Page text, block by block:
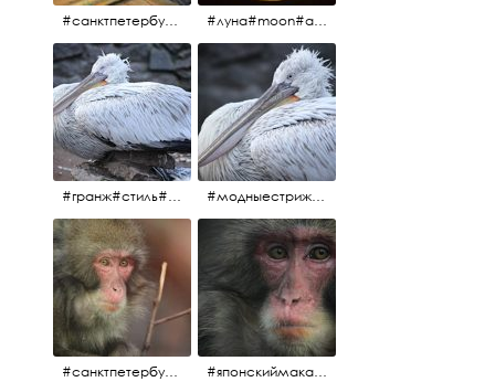
#санктпетербург #исаакиевскийсобор #исакий #луна#moon#апрельскаялуна#санктпетербург
#гранж#стиль#тренд#тренд2017 #модныестрижки#санктпетербург #пеликан #птицы#причёски #модныестрижки#стильныестрижки#причёски#зоопарк #пеликан#санктпетербург #причёскиподуше
#санктпетербург #macacafuscata #macaca #ленинградскийзоопарк #снежнаяобезьяна #японскиймакак #макака #зоопарк #японскиймакак#снежнаяобезьяна#приматы#макака#зоопарк#животные#ленинградскийзоопарк#macaca#macacafuscata#санктпетербург